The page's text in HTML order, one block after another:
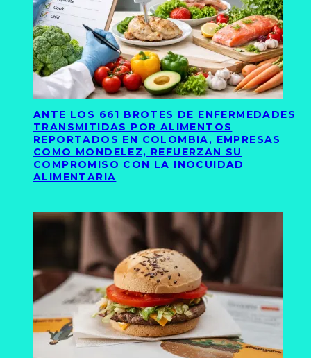
ANTE LOS 661 BROTES DE ENFERMEDADES
TRANSMITIDAS POR ALIMENTOS
REPORTADOS EN COLOMBIA, EMPRESAS
COMO MONDELEZ, REFUERZAN SU
COMPROMISO CON LA INOCUIDAD
ALIMENTARIA